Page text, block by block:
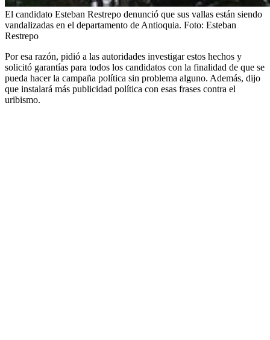
El candidato Esteban Restrepo denunció que sus vallas están siendo
vandalizadas en el departamento de Antioquia. Foto: Esteban
Restrepo
Por esa razón, pidió a las autoridades investigar estos hechos y
solicitó garantías para todos los candidatos con la finalidad de que se
pueda hacer la campaña política sin problema alguno. Además, dijo
que instalará más publicidad política con esas frases contra el
uribismo.